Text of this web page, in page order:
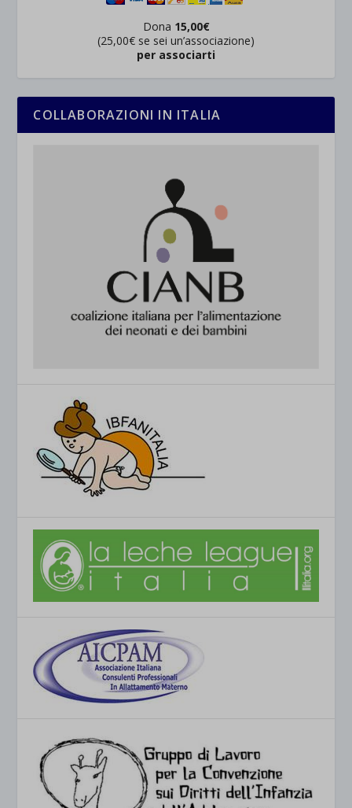
Dona 15,00€
(25,00€ se sei un’associazione)
per associarti
COLLABORAZIONI IN ITALIA